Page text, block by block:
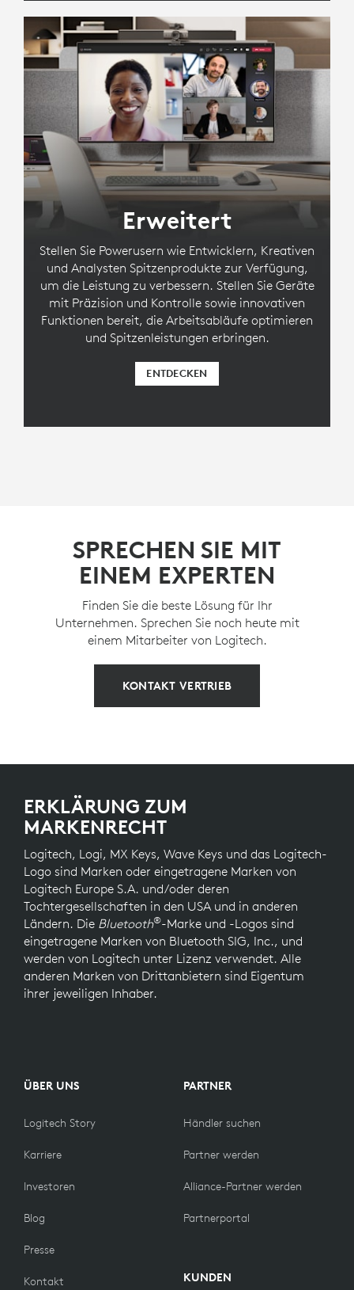
Erweitert
Stellen Sie Powerusern wie Entwicklern, Kreativen
und Analysten Spitzenprodukte zur Verfügung,
um die Leistung zu verbessern. Stellen Sie Geräte
mit Präzision und Kontrolle sowie innovativen
Funktionen bereit, die Arbeitsabläufe optimieren
und Spitzenleistungen erbringen.
ENTDECKEN
SPRECHEN SIE MIT
EINEM EXPERTEN
Finden Sie die beste Lösung für Ihr
Unternehmen. Sprechen Sie noch heute mit
einem Mitarbeiter von Logitech.
KONTAKT VERTRIEB
ERKLÄRUNG ZUM
MARKENRECHT
Logitech, Logi, MX Keys, Wave Keys und das Logitech-
Logo sind Marken oder eingetragene Marken von
Logitech Europe S.A. und/oder deren
Tochtergesellschaften in den USA und in anderen
Ländern. Die Bluetooth®-Marke und -Logos sind
eingetragene Marken von Bluetooth SIG, Inc., und
werden von Logitech unter Lizenz verwendet. Alle
anderen Marken von Drittanbietern sind Eigentum
ihrer jeweiligen Inhaber.
ÜBER UNS
Logitech Story
Karriere
Investoren
Blog
Presse
Kontakt
PARTNER
Händler suchen
Partner werden
Alliance-Partner werden
Partnerportal
KUNDEN